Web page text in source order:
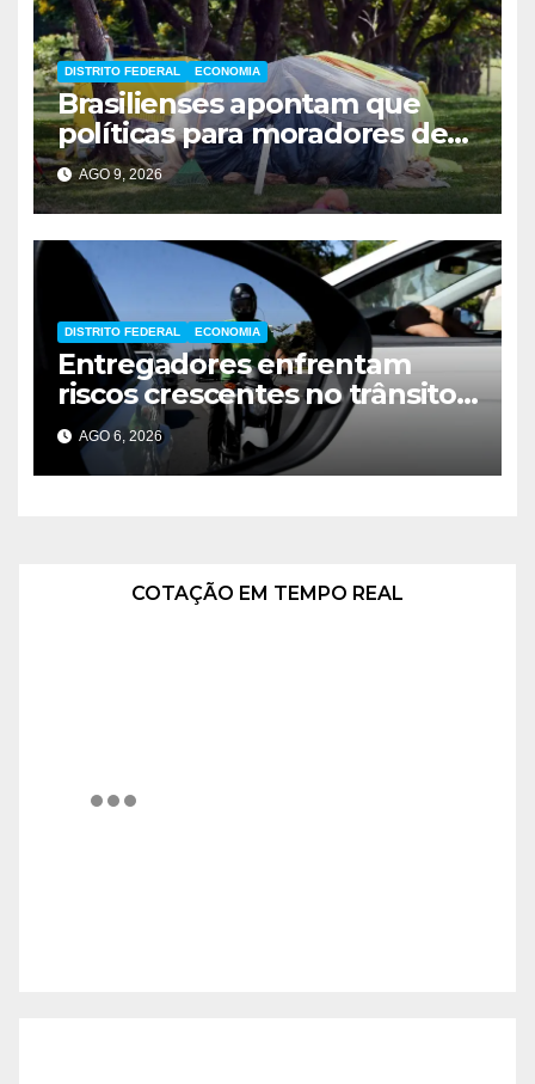
DISTRITO FEDERAL ECONOMIA
Brasilienses apontam que
políticas para moradores de
rua influenciam voto
AGO 9, 2026
DISTRITO FEDERAL ECONOMIA
Entregadores enfrentam
riscos crescentes no trânsito
de Brasília
AGO 6, 2026
COTAÇÃO EM TEMPO REAL